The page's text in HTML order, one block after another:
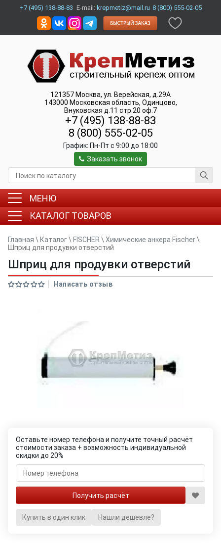
+7 (495) 138-88-83 E-mail: krepmetiz@mail.ru 8 (800) 555-02-05
121357 Москва, ул. Верейская, д.29А
143000 Московская область, Одинцово,
Внуковская д.11 стр.20 оф.7
+7 (495) 138-88-83
8 (800) 555-02-05
График: Пн-Пт c 9:00 до 18:00
Заказать звонок
МЕНЮ
КАТАЛОГ ТОВАРОВ
Главная \ Каталог\ FISCHER \ Химические анкера Fischer\
Шприц для продувки отверстий
Шприц для продувки отверстий
Написать отзыв
Оставьте номер телефона и получите точный расчёт
стоимости заказа + возможность индивидуальной
скидки до 20%
Купить в один клик Нашли дешевле?